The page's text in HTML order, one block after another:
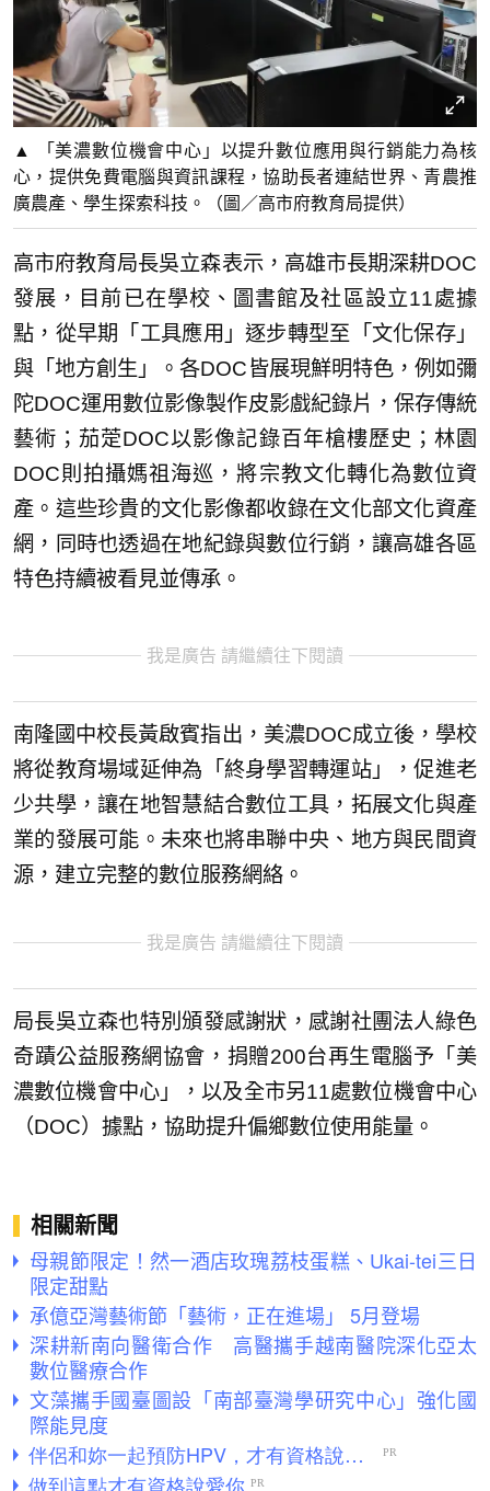
▲ 「美濃數位機會中心」以提升數位應用與行銷能力為核
心，提供免費電腦與資訊課程，協助長者連結世界、青農推
廣農產、學生探索科技。（圖／高市府教育局提供）
高市府教育局長吳立森表示，高雄市長期深耕DOC
發展，目前已在學校、圖書館及社區設立11處據
點，從早期「工具應用」逐步轉型至「文化保存」
與「地方創生」。各DOC皆展現鮮明特色，例如彌
陀DOC運用數位影像製作皮影戲紀錄片，保存傳統
藝術；茄萣DOC以影像記錄百年槍樓歷史；林園
DOC則拍攝媽祖海巡，將宗教文化轉化為數位資
產。這些珍貴的文化影像都收錄在文化部文化資產
網，同時也透過在地紀錄與數位行銷，讓高雄各區
特色持續被看見並傳承。
我是廣告 請繼續往下閱讀
南隆國中校長黃啟賓指出，美濃DOC成立後，學校
將從教育場域延伸為「終身學習轉運站」，促進老
少共學，讓在地智慧結合數位工具，拓展文化與產
業的發展可能。未來也將串聯中央、地方與民間資
源，建立完整的數位服務網絡。
我是廣告 請繼續往下閱讀
局長吳立森也特別頒發感謝狀，感謝社團法人綠色
奇蹟公益服務網協會，捐贈200台再生電腦予「美
濃數位機會中心」，以及全市另11處數位機會中心
（DOC）據點，協助提升偏鄉數位使用能量。
相關新聞
母親節限定！然一酒店玫瑰荔枝蛋糕、Ukai-tei三日
限定甜點
承億亞灣藝術節「藝術，正在進場」 5月登場
深耕新南向醫衛合作 高醫攜手越南醫院深化亞太
數位醫療合作
文藻攜手國臺圖設「南部臺灣學研究中心」強化國
際能見度